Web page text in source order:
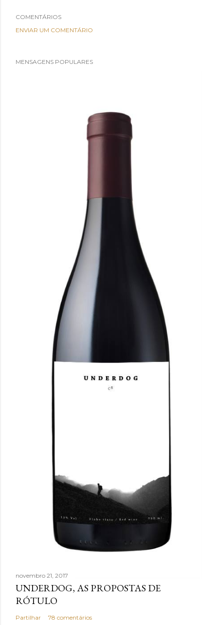
COMENTÁRIOS
ENVIAR UM COMENTÁRIO
MENSAGENS POPULARES
novembro 21, 2017
UNDERDOG, AS PROPOSTAS DE
RÓTULO
Partilhar 78 comentários